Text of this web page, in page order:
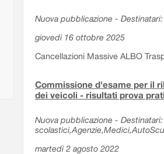
Nuova pubblicazione -
giovedì 16 ottobre 2025
Cancellazioni Massive ALBO
Commissione d'esame per il
dei veicoli - risultati prova
Nuova pubblicazione -
martedì 2 agosto 2022